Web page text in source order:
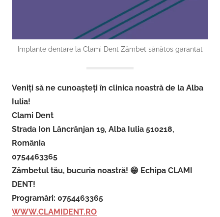
Implante dentare la Clami Dent Zâmbet sănătos garantat
Veniți să ne cunoașteți în clinica noastră de la Alba
Iulia!
Clami Dent
Strada Ion Lăncrănjan 19, Alba Iulia 510218,
România
0754463365
Zâmbetul tău, bucuria noastră! 😁 Echipa CLAMI
DENT!
Programări: 0754463365
WWW.CLAMIDENT.RO